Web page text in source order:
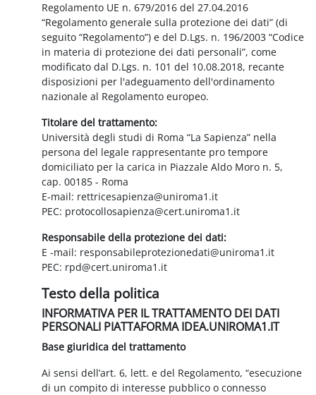
Regolamento UE n. 679/2016 del 27.04.2016
“Regolamento generale sulla protezione dei dati” (di
seguito “Regolamento”) e del D.Lgs. n. 196/2003 “Codice
in materia di protezione dei dati personali”, come
modificato dal D.Lgs. n. 101 del 10.08.2018, recante
disposizioni per l'adeguamento dell'ordinamento
nazionale al Regolamento europeo.
Titolare del trattamento:
Università degli studi di Roma “La Sapienza” nella
persona del legale rappresentante pro tempore
domiciliato per la carica in Piazzale Aldo Moro n. 5,
cap. 00185 - Roma
E-mail: rettricesapienza@uniroma1.it
PEC: protocollosapienza@cert.uniroma1.it
Responsabile della protezione dei dati:
E -mail: responsabileprotezionedati@uniroma1.it
PEC: rpd@cert.uniroma1.it
Testo della politica
INFORMATIVA PER IL TRATTAMENTO DEI DATI
PERSONALI PIATTAFORMA IDEA.UNIROMA1.IT
Base giuridica del trattamento
Ai sensi dell’art. 6, lett. e del Regolamento, “esecuzione
di un compito di interesse pubblico o connesso